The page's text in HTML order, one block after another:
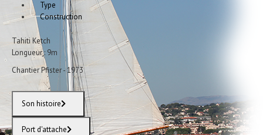
Type
Construction
Tahiti Ketch
Longueur : 9m
Chantier Pfister - 1973
Son histoire
Port d'attache